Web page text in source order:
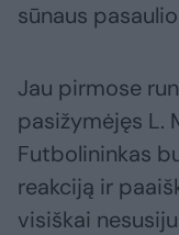
sūnaus
Jau pirmose
pasižymėjęs L.
Futbolininkas
reakciją ir
visiškai